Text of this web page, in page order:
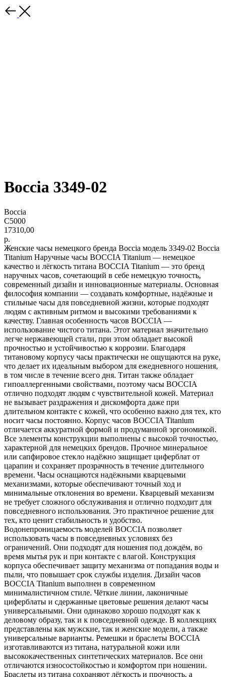
Boccia 3349-02
Boccia
C5000
17310,00
р.
Женские часы немецкого бренда Boccia модель 3349-02 Boccia
Titanium Наручные часы BOCCIA Titanium — немецкое
качество и лёгкость титана BOCCIA Titanium — это бренд
наручных часов, сочетающий в себе немецкую точность,
современный дизайн и инновационные материалы. Основная
философия компании — создавать комфортные, надёжные и
стильные часы для повседневной жизни, которые подходят
людям с активным ритмом и высокими требованиями к
качеству. Главная особенность часов BOCCIA —
использование чистого титана. Этот материал значительно
легче нержавеющей стали, при этом обладает высокой
прочностью и устойчивостью к коррозии. Благодаря
титановому корпусу часы практически не ощущаются на руке,
что делает их идеальным выбором для ежедневного ношения,
в том числе в течение всего дня. Титан также обладает
гипоаллергенными свойствами, поэтому часы BOCCIA
отлично подходят людям с чувствительной кожей. Материал
не вызывает раздражения и дискомфорта даже при
длительном контакте с кожей, что особенно важно для тех, кто
носит часы постоянно. Корпус часов BOCCIA Titanium
отличается аккуратной формой и продуманной эргономикой.
Все элементы конструкции выполнены с высокой точностью,
характерной для немецких брендов. Прочное минеральное
или сапфировое стекло надёжно защищает циферблат от
царапин и сохраняет прозрачность в течение длительного
времени. Часы оснащаются надёжными кварцевыми
механизмами, которые обеспечивают точный ход и
минимальные отклонения во времени. Кварцевый механизм
не требует сложного обслуживания и отлично подходит для
повседневного использования. Это практичное решение для
тех, кто ценит стабильность и удобство.
Водонепроницаемость моделей BOCCIA позволяет
использовать часы в повседневных условиях без
ограничений. Они подходят для ношения под дождём, во
время мытья рук и при контакте с влагой. Конструкция
корпуса обеспечивает защиту механизма от попадания воды и
пыли, что повышает срок службы изделия. Дизайн часов
BOCCIA Titanium выполнен в современном
минималистичном стиле. Чёткие линии, лаконичные
циферблаты и сдержанные цветовые решения делают часы
универсальными. Они одинаково хорошо подходят как к
деловому образу, так и к повседневной одежде. В коллекциях
представлены как мужские, так и женские модели, а также
универсальные варианты. Ремешки и браслеты BOCCIA
изготавливаются из титана, натуральной кожи или
высококачественных синтетических материалов. Все они
отличаются износостойкостью и комфортом при ношении.
Браслеты из титана сохраняют лёгкость и прочность, а